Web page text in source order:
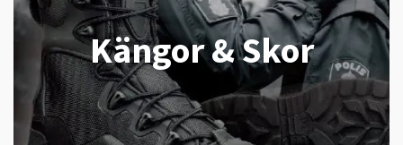
Kängor & Skor